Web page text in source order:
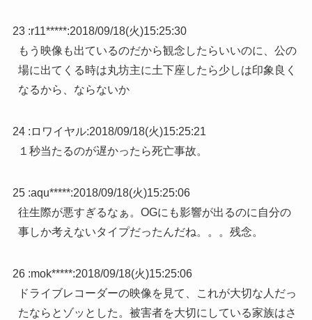
23 :r11*****:2018/09/18(火)15:25:30
もう映像も出ているのだから観念したらいいのに、公の
場に出てくる時は丸坊主に土下座したら少しは印象良く
なるから、ならないか
24 : ロワイヤル:2018/09/18(火)15:25:21
１秒当たるのが遅かったら死亡事故。
25 :aqu*****:2018/09/18(火)15:25:06
往生際が悪すぎるなぁ。OGにも影響が出るのに自分の
事しか考えないタイプだったんだね。。。残念。
26 :mok*****:2018/09/18(火)15:25:06
ドライブレコーダーの映像を見て、これが大切な人だっ
たならとゾッとした。被害者を大切にしている家族はさ